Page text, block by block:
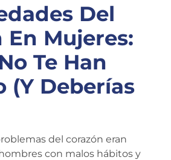
Del
En Mujeres:
Te Han
(y Deberías
del corazón eran
con malos hábitos y